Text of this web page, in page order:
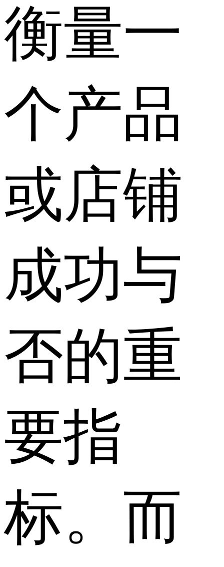
衡量一
个产品
或店铺
成功与
否的重
要指
标。而